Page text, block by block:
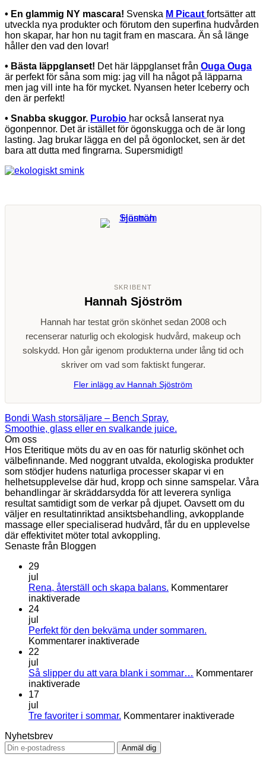
• En glammig NY mascara! Svenska M Picaut fortsätter att
utveckla nya produkter och förutom den superfina hudvården
hon skapar, har hon nu tagit fram en mascara. Än så länge
håller den vad den lovar!
• Bästa läppglanset! Det här läppglanset från Ouga Ouga
är perfekt för såna som mig: jag vill ha något på läpparna
men jag vill inte ha för mycket. Nyansen heter Iceberry och
den är perfekt!
• Snabba skuggor. Purobio har också lanserat nya
ögonpennor. Det är istället för ögonskugga och de är long
lasting. Jag brukar lägga en del på ögonlocket, sen är det
bara att dutta med fingrarna. Supersmidigt!
SKRIBENT
Hannah Sjöström
Hannah har testat grön skönhet sedan 2008 och
recenserar naturlig och ekologisk hudvård, makeup och
solskydd. Hon går igenom produkterna under lång tid och
skriver om vad som faktiskt fungerar.
Fler inlägg av Hannah Sjöström
Bondi Wash storsäljare – Bench Spray.
Smoothie, glass eller en svalkande juice.
Om oss
Hos Eteritique möts du av en oas för naturlig skönhet och
välbefinnande. Med noggrant utvalda, ekologiska produkter
som stödjer hudens naturliga processer skapar vi en
helhetsupplevelse där hud, kropp och sinne samspelar. Våra
behandlingar är skräddarsydda för att leverera synliga
resultat samtidigt som de verkar på djupet. Oavsett om du
väljer en resultatinriktad ansiktsbehandling, avkopplande
massage eller specialiserad hudvård, får du en upplevelse
där effektivitet möter total avkoppling.
Senaste från Bloggen
29
jul
Rena, återställ och skapa balans. Kommentarer
inaktiveradeför
och
skapa
24
jul
Perfekt för den bekväma under sommaren.
Kommentarer inaktiveradeför
den
22
jul
Så slipper du att vara blank i sommar… Kommentarer
inaktiveradeför
du
17
jul
Tre favoriter i sommar. Kommentarer inaktiveradeför
Nyhetsbrev